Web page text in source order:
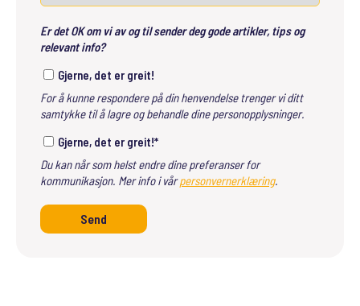
Er det OK om vi av og til sender deg gode artikler, tips og
relevant info?
Gjerne, det er greit!
For å kunne respondere på din henvendelse trenger vi ditt
samtykke til å lagre og behandle dine personopplysninger.
Gjerne, det er greit!*
Du kan når som helst endre dine preferanser for
kommunikasjon. Mer info i vårpersonvernerklæring.